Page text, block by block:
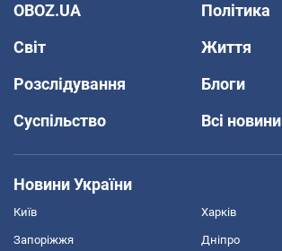
OBOZ.UA
Політика
Світ
Життя
Розслідування
Блоги
Суспільство
Всі новини
Новини України
Київ Харків
Запоріжжя Дніпро